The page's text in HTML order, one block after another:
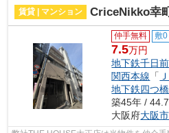
賃貸 | マンション CriceNikko幸
仲手無料 敷0
7.5万円
地下鉄千日
関西本線 「
地下鉄四つ
築45年 /
大阪府大阪